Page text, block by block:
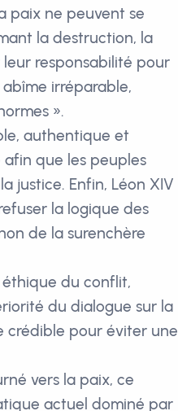
paix ne peuvent se
la destruction, la
responsabilité pour
irréparable,
».
authentique et
que les peuples
justice. Enfin, Léon XIV
la logique des
de la surenchère
du conflit,
du dialogue sur la
crédible pour éviter une
vers la paix, ce
actuel dominé par